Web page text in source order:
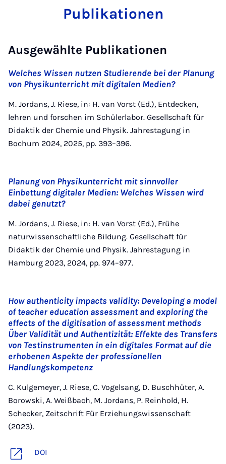
Publikationen
Ausgewählte Publikationen
Welches Wissen nutzen Studierende bei der Planung
von Physikunterricht mit digitalen Medien?
M. Jordans, J. Riese, in: H. van Vorst (Ed.), Entdecken,
lehren und forschen im Schülerlabor. Gesellschaft für
Didaktik der Chemie und Physik. Jahrestagung in
Bochum 2024, 2025, pp. 393–396.
Planung von Physikunterricht mit sinnvoller
Einbettung digitaler Medien: Welches Wissen wird
dabei genutzt?
M. Jordans, J. Riese, in: H. van Vorst (Ed.), Frühe
naturwissenschaftliche Bildung. Gesellschaft für
Didaktik der Chemie und Physik. Jahrestagung in
Hamburg 2023, 2024, pp. 974–977.
How authenticity impacts validity: Developing a model
of teacher education assessment and exploring the
effects of the digitisation of assessment methods
Über Validität und Authentizität: Effekte des Transfers
von Testinstrumenten in ein digitales Format auf die
erhobenen Aspekte der professionellen
Handlungskompetenz
C. Kulgemeyer, J. Riese, C. Vogelsang, D. Buschhüter, A.
Borowski, A. Weißbach, M. Jordans, P. Reinhold, H.
Schecker, Zeitschrift Für Erziehungswissenschaft
(2023).
DOI